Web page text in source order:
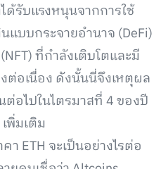
ด้รับแรงหนุนจากการใช้
บบกระจายอำนาจ (DeFi)
ที่กำลังเติบโตและมี
ต่อเนื่อง ดังนั้นนี่จึงเหตุผล
อไปในไตรมาสที่ 4 ของปี
พิ่มเติม
ETH จะเป็นอย่างไรต่อ